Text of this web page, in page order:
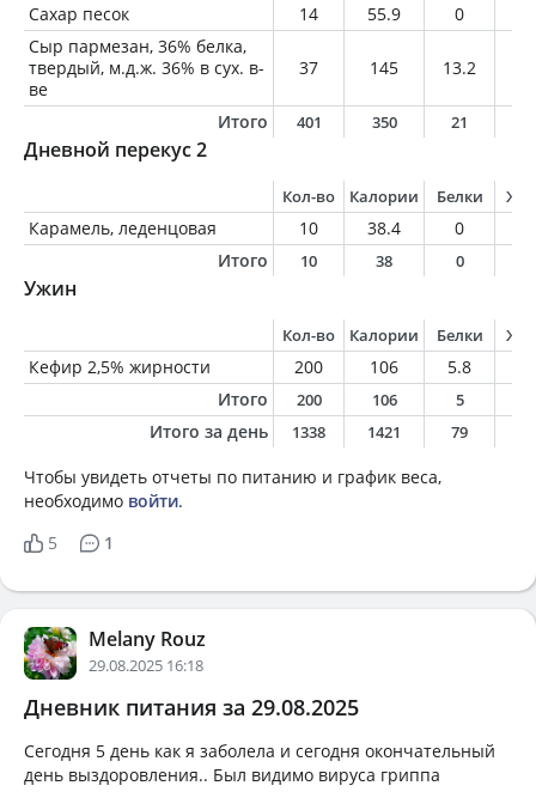
Сахар песок 14 55.9 0
Сыр пармезан, 36% белка,
твердый, м.д.ж. 36% в сух. в-
ве
37 145 13.2
Итого 401 350 21
Дневной перекус 2
Кол-во Калории Белки
Карамель, леденцовая 10 38.4 0
Итого
10 38 0
Ужин
Кол-во Калории Белки
Кефир 2,5% жирности 200 106 5.8
Итого
200 106 5
Итого за день 1338 1421 79
Чтобы увидеть отчеты по питанию и график веса,
необходимо войти.
5
1
Melany Rouz
29.08.2025 16:18
Дневник питания за 29.08.2025
Сегодня 5 день как я заболела и сегодня окончательный
день выздоровления.. Был видимо вируса гриппа